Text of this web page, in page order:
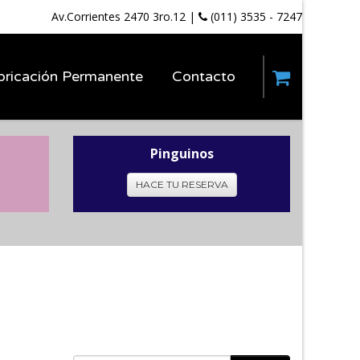
Av.Corrientes 2470 3ro.12 | (011) 3535 - 7247
Permanente Contacto
Pinguinos
HACE TU RESERVA